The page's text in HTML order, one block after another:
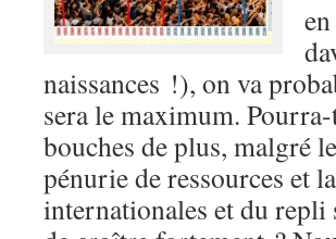
naissances !), on va
sera le maximum.
bouches de plus, malgré
pénurie de ressources et
internationales et du